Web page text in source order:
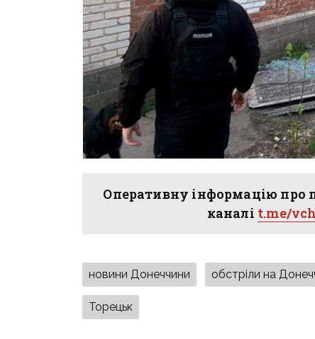
Оперативну інформацію про
каналі t.me/
новини Донеччини обстріли на
Торецьк